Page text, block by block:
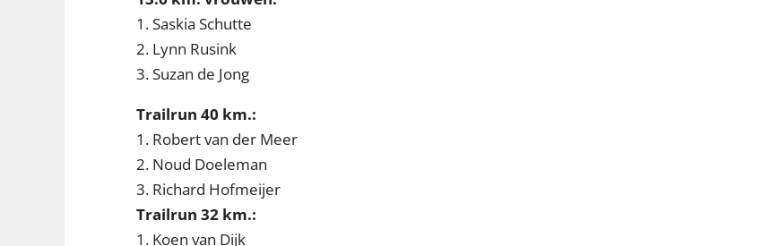
1. Saskia Schutte
2. Lynn Rusink
3. Suzan de Jong
Trailrun 40 km.:
1. Robert van der Meer
2. Noud Doeleman
3. Richard Hofmeijer
Trailrun 32 km.:
1. Koen van Dijk